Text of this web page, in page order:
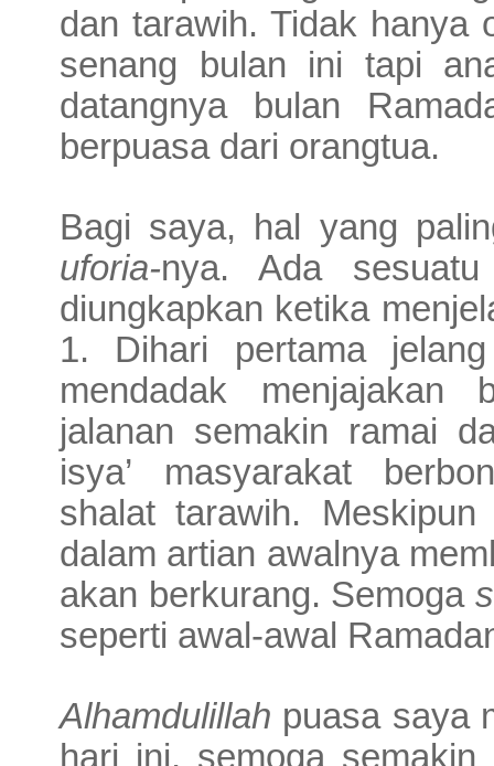
dan tarawih. Tidak hanya
senang bulan ini tapi
datangnya bulan
berpuasa dari orangtua.
Bagi saya, hal yang
uforia­-nya. Ada
diungkapkan ketika
1. Dihari pertama
mendadak menjajakan
jalanan semakin ramai
isya’ masyarakat
shalat tarawih.
dalam artian awalnya
akan berkurang. Semoga
seperti awal-awal
Alhamdulillah puasa saya
hari ini, semoga